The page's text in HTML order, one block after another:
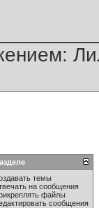
темы
на сообщения
файлы
сообщения